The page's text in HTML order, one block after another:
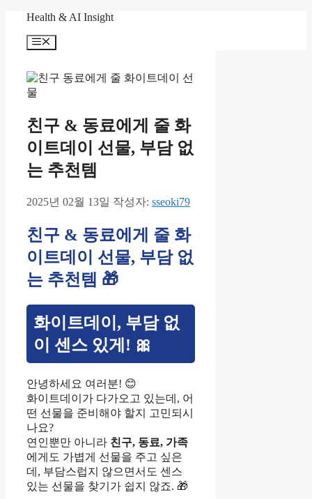
Health & AI Insight
메
친구 & 동료에게 줄 화
이트데이 선물, 부담 없
는 추천템
2025년 02월 13일 작성자: sseoki79
친구 & 동료에게 줄 화
이트데이 선물, 부담 없
는 추천템 🎁
화이트데이, 부담 없
이 센스 있게! 🎀
안녕하세요 여러분! 😊
화이트데이가 다가오고 있는데, 어
떤 선물을 준비해야 할지 고민되시
나요?
연인뿐만 아니라 친구, 동료, 가족
에게도 가볍게 선물을 주고 싶은
데, 부담스럽지 않으면서도 센스
있는 선물을 찾기가 쉽지 않죠. 🎁